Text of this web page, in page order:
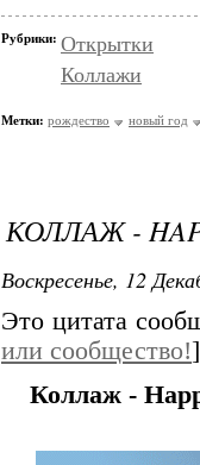
Рубрики: Открытки
Коллажи
Метки: рождество новый год
КОЛЛАЖ -
Воскресенье, 12
Это цитата
или сообщество!]
Коллаж -